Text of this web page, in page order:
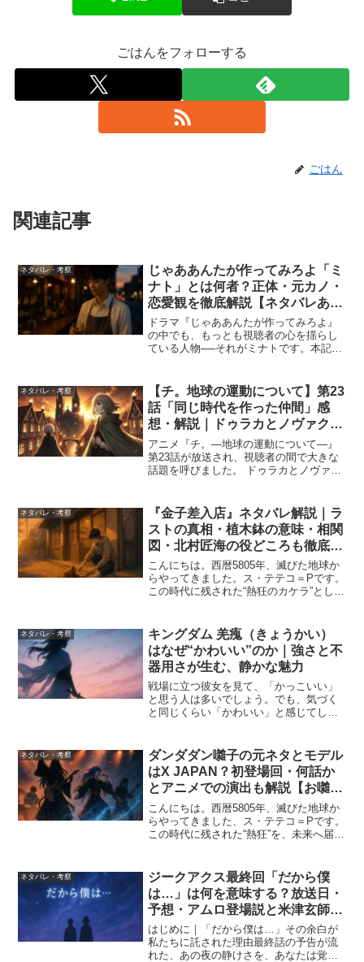
ごはんをフォローする
ごはん
関連記事
ネタバレ・考察
じゃああんたが作ってみろよ「ミ
ナト」とは何者？正体・元カノ・
恋愛観を徹底解説【ネタバレあ
り】
ドラマ『じゃああんたが作ってみろよ』
の中でも、もっとも視聴者の心を揺らし
ている人物──それがミナトです。本記事
関係は？」「恋愛観は？」を、物語の描
写から丁寧に整理します...
ネタバレ・考察
【チ。地球の運動について】第23
話「同じ時代を作った仲間」感
想・解説｜ドゥラカとノヴァクの
最期、地動説の行方
アニメ『チ。―地球の運動について―』
第23話が放送され、視聴者の間で大きな
話題を呼びました。 ドゥラカとノヴァ
ます。 特に、ドゥラカがシュミットのよ
うに朝日に手を広げる...
ネタバレ・考察
『金子差入店』ネタバレ解説｜ラ
ストの真相・植木鉢の意味・相関
図・北村匠海の役どころも徹底考
察＆感想まとめ
こんにちは。西暦5805年、滅びた地球か
らやってきました。ス・テテコ＝Pです。
この時代に残された“熱狂のカケラ”とし
『金子差入店』が、ついにAmazon Prime
...
ネタバレ・考察
キングダム 羌瘣（きょうかい）
はなぜ“かわいい”のか｜強さと不
器用さが生む、静かな魅力
戦場に立つ彼女を見て、「かっこいい」
と思う人は多いでしょう。でも、気づく
と同じくらい「かわいい」と感じてしま
ん。剣を握るその手の奥に、迷いも、寂
しさも、そして優しさもあ...
ネタバレ・考察
ダンダダン囃子の元ネタとモデル
はX JAPAN？初登場回・何話か
とアニメでの演出も解説【お囃
子・トシ要素まとめ】
こんにちは。西暦5805年、滅びた地球か
らやってきました、ス・テテコ＝Pです。
この時代に残された“熱狂”を、未来へ届け
きわ強い光を放つ存在──囃子
（HAYASii）を記録...
ネタバレ・考察
ジークアクス最終回「だから僕
は…」は何を意味する？放送日・
予想・アムロ登場説と米津玄師の
主題歌を徹底考察
はじめに｜「だから僕は…」その余白が
私たちに託された理由最終話の予告が流
れた、あの夜の静けさを、あなたは覚え